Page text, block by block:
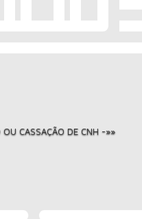
OU CASSAÇÃO DE CNH -»»